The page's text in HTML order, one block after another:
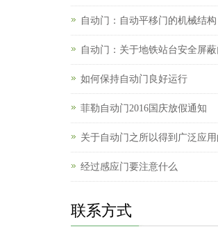
自动门：自动平移门的机械结构
自动门：关于地铁站台安全屏
如何保持自动门良好运行
菲勒自动门2016国庆放假通知
关于自动门之所以得到广泛应
经过感应门要注意什么
联系方式